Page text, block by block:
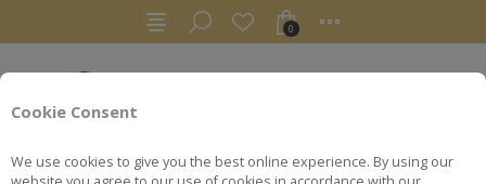
Cookie Consent
We use cookies to give you the best online experience. By using our
0